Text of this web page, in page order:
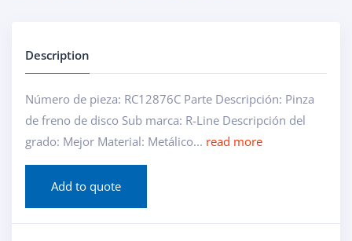
Description
Número de pieza: RC12876C Parte Descripción: Pinza
de freno de disco Sub marca: R-Line Descripción del
grado: Mejor Material: Metálico... read more
Add to quote